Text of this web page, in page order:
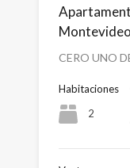
Montevideo
CERO UNO
Habitaciones
2